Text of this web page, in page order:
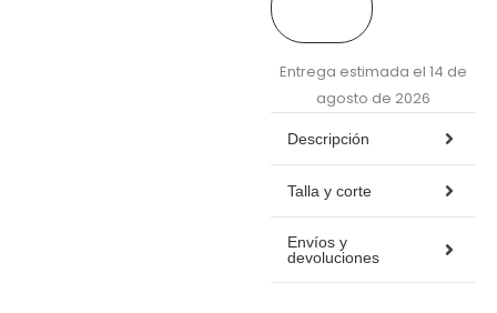
Entrega estimada el 14 de
agosto de 2026
Descripción
Talla y corte
Envíos y
devoluciones